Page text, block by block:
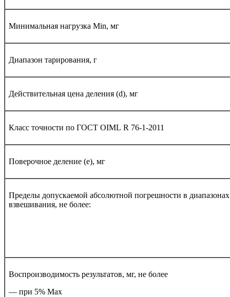
Минимальная нагрузка Мin, мг
Диапазон тарирования, г
Действительная цена деления (d), мг
Класс точности по ГОСТ OIML R 76-1-2011
Поверочное деление (е), мг
Пределы допускаемой абсолютной погрешности в диапазонах
взвешивания, не более:
Воспроизводимость результатов, мг, не более
— при 5% Мах